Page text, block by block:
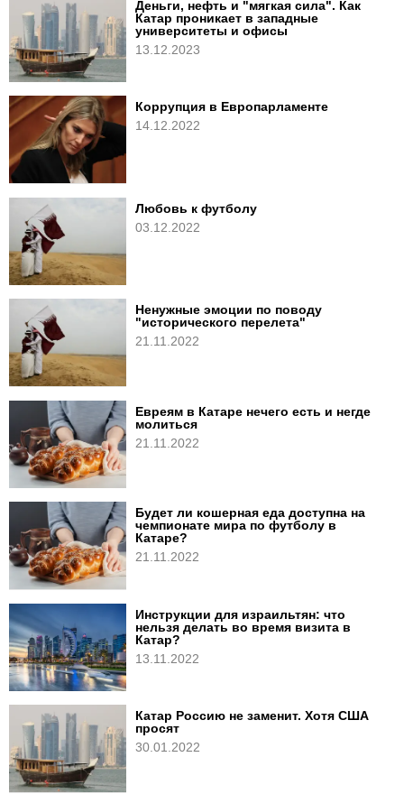
Деньги, нефть и "мягкая сила". Как
Катар проникает в западные
университеты и офисы
13.12.2023
Коррупция в Европарламенте
14.12.2022
Любовь к футболу
03.12.2022
Ненужные эмоции по поводу
"исторического перелета"
21.11.2022
Евреям в Катаре нечего есть и негде
молиться
21.11.2022
Будет ли кошерная еда доступна на
чемпионате мира по футболу в
Катаре?
21.11.2022
Инструкции для израильтян: что
нельзя делать во время визита в
Катар?
13.11.2022
Катар Россию не заменит. Хотя США
просят
30.01.2022